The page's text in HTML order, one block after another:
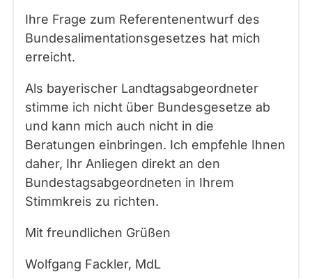
Ihre Frage zum Referentenentwurf des
Bundesalimentationsgesetzes hat mich
erreicht.
Als bayerischer Landtagsabgeordneter
stimme ich nicht über Bundesgesetze ab
und kann mich auch nicht in die
Beratungen einbringen. Ich empfehle Ihnen
daher, Ihr Anliegen direkt an den
Bundestagsabgeordneten in Ihrem
Stimmkreis zu richten.
Mit freundlichen Grüßen
Wolfgang Fackler, MdL